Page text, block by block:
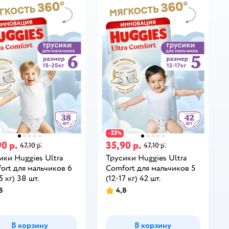
р. 47,10 р.
Huggies Ultra
для мальчиков 6
кг) 38 шт.
В корзину
−23%
35,90 р. 47,10 р.
Трусики Huggies Ultra
Comfort для мальчиков 5
(12-17 кг) 42 шт.
4,8
В корзину